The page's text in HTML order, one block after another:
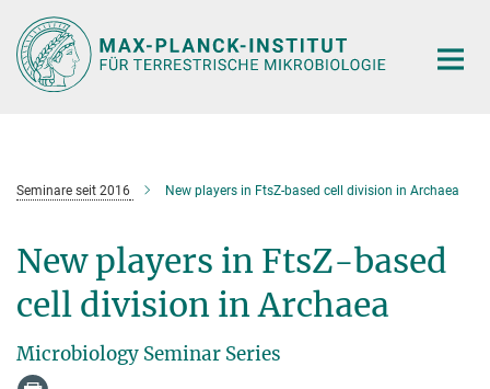
Hauptinhalt
Seminare seit 2016 New players in FtsZ-based cell division in Archaea
New players in FtsZ-based
cell division in Archaea
Microbiology Seminar Series